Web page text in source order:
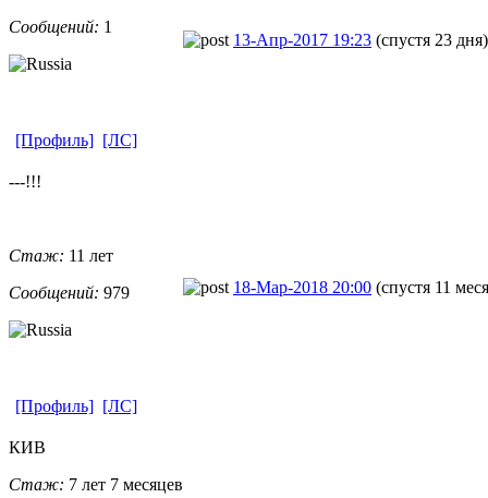
Сообщений: 1
13-Апр-2017 19:23 (спустя 23 дня)
[Профиль] [ЛС]
---!!!
Стаж: 11 лет
Сообщений: 979 18-Мар-2018 20:00 (спустя 11
[Профиль] [ЛС]
КИВ
Стаж: 7 лет 7 месяцев